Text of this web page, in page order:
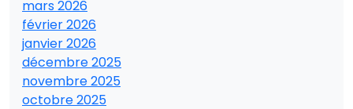
mars 2026
février 2026
janvier 2026
décembre 2025
novembre 2025
octobre 2025